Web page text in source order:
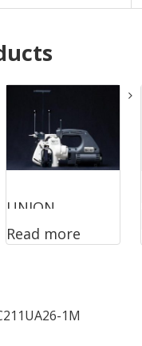
UNION
SPECIAL 2200A
Read more
1M